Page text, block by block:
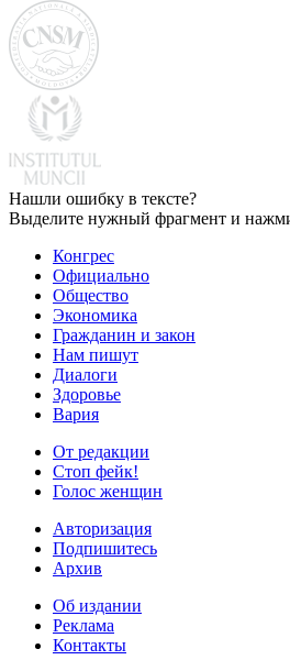
Нашли ошибку в тексте?
Выделите нужный фрагмент и
Конгрес
Официально
Общество
Экономика
Гражданин и закон
Нам пишут
Диалоги
Здоровье
Вария
От редакции
Стоп фейк!
Голос женщин
Авторизация
Подпишитесь
Архив
Об издании
Реклама
Контакты